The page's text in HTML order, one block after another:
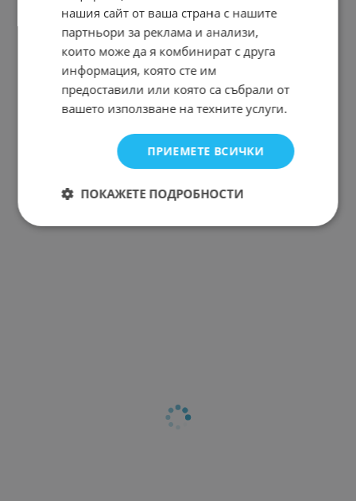
нашия сайт от ваша страна с нашите
партньори за реклама и анализи,
които може да я комбинират с друга
информация, която сте им
предоставили или която са събрали от
вашето използване на техните услуги.
ПРИЕМЕТЕ ВСИЧКИ
ПОКАЖЕТЕ ПОДРОБНОСТИ